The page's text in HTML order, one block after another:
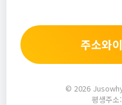
주소와
© 2026
평생주소: